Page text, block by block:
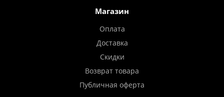
Магазин
Оплата
Доставка
Скидки
Возврат товара
Публичная оферта